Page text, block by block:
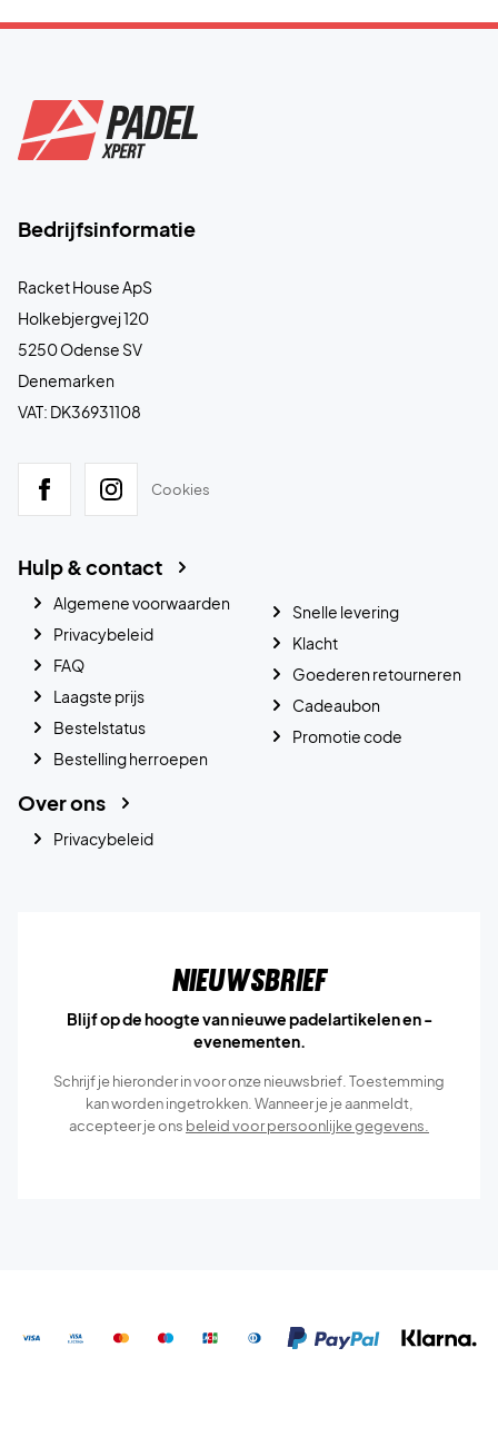
Bedrijfsinformatie
Racket House ApS
Holkebjergvej 120
5250 Odense SV
Denemarken
VAT: DK36931108
Cookies
Hulp & contact
Algemene voorwaarden
Privacybeleid
FAQ
Laagste prijs
Bestelstatus
Bestelling herroepen
Snelle levering
Klacht
Goederen retourneren
Cadeaubon
Promotie code
Over ons
Privacybeleid
Nieuwsbrief
Blijf op de hoogte van nieuwe padelartikelen en -
evenementen.
Schrijf je hieronder in voor onze nieuwsbrief. Toestemming
kan worden ingetrokken. Wanneer je je aanmeldt,
accepteer je ons beleid voor persoonlijke gegevens.